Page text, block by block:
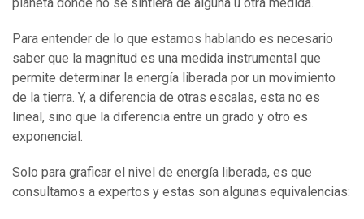
planeta donde no se sintiera de alguna u otra medida.
Para entender de lo que estamos hablando es necesario
saber que la magnitud es una medida instrumental que
permite determinar la energía liberada por un movimiento
de la tierra. Y, a diferencia de otras escalas, esta no es
lineal, sino que la diferencia entre un grado y otro es
exponencial.
Solo para graficar el nivel de energía liberada, es que
consultamos a expertos y estas son algunas equivalencias: